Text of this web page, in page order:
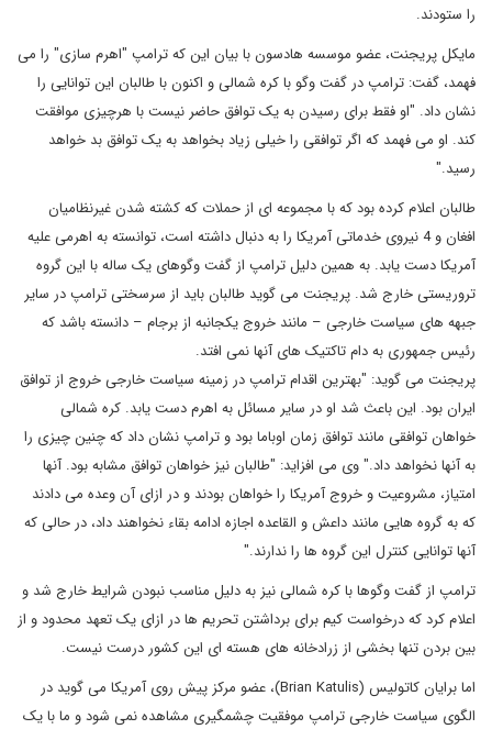
را ستودند.
مایکل پریجنت، عضو موسسه هادسون با بیان این که ترامپ "اهرم سازی" را می
فهمد، گفت: ترامپ در گفت وگو با کره شمالی و اکنون با طالبان این توانایی را
نشان داد. "او فقط برای رسیدن به یک توافق حاضر نیست با هرچیزی موافقت
کند. او می فهمد که اگر توافقی را خیلی زیاد بخواهد به یک توافق بد خواهد
رسید."
طالبان اعلام کرده بود که با مجموعه ای از حملات که کشته شدن غیرنظامیان
افغان و 4 نیروی خدماتی آمریکا را به دنبال داشته است، توانسته به اهرمی علیه
آمریکا دست یابد. به همین دلیل ترامپ از گفت وگوهای یک ساله با این گروه
تروریستی خارج شد. پریجنت می گوید طالبان باید از سرسختی ترامپ در سایر
جبهه های سیاست خارجی – مانند خروج یکجانبه از برجام – دانسته باشد که
رئیس جمهوری به دام تاکتیک های آنها نمی افتد.
پریجنت می گوید: "بهترین اقدام ترامپ در زمینه سیاست خارجی خروج از توافق
ایران بود. این باعث شد او در سایر مسائل به اهرم دست یابد. کره شمالی
خواهان توافقی مانند توافق زمان اوباما بود و ترامپ نشان داد که چنین چیزی را
به آنها نخواهد داد." وی می افزاید: "طالبان نیز خواهان توافق مشابه بود. آنها
امتیاز، مشروعیت و خروج آمریکا را خواهان بودند و در ازای آن وعده می دادند
که به گروه هایی مانند داعش و القاعده اجازه ادامه بقاء نخواهند داد، در حالی که
آنها توانایی کنترل این گروه ها را ندارند."
ترامپ از گفت وگوها با کره شمالی نیز به دلیل مناسب نبودن شرایط خارج شد و
اعلام کرد که درخواست کیم برای برداشتن تحریم ها در ازای یک تعهد محدود و از
بین بردن تنها بخشی از زرادخانه های هسته ای این کشور درست نیست.
اما برایان کاتولیس (Brian Katulis)، عضو مرکز پیش روی آمریکا می گوید در
الگوی سیاست خارجی ترامپ موفقیت چشمگیری مشاهده نمی شود و ما با یک